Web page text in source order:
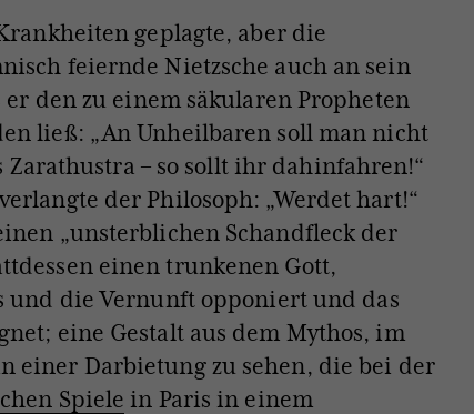
geplagte, aber die
feiernde Nietzsche auch an sein
er den zu einem säkularen Propheten
ließ: „An Unheilbaren soll man nicht
Zarathustra – so sollt ihr dahinfahren!“
der Philosoph: „Werdet hart!“
„unsterblichen Schandfleck der
einen trunkenen Gott,
und die Vernunft opponiert und das
eine Gestalt aus dem Mythos, im
einer Darbietung zu sehen, die bei der
Spiele in Paris in einem